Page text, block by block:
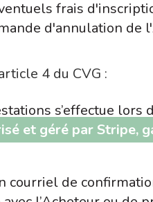
frais
d'annulation
4 du CVG :
s’effectue lors
et géré par Stripe,
de